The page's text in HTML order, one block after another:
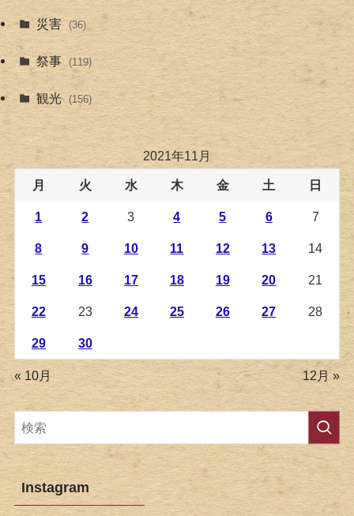
災害 (36)
祭事 (119)
観光 (156)
2021年11月
月 火 水 木 金 土 日
1 2 3 4 5 6 7
8 9 10 11 12 13 14
15 16 17 18 19 20 21
22 23 24 25 26 27 28
29 30
« 10月 12月 »
Instagram